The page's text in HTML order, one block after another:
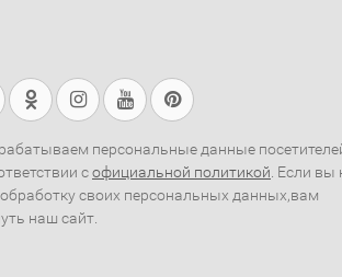
персональные данные
софициальной политикой . Если вы
обработку своих персональных данных,вам
наш сайт.